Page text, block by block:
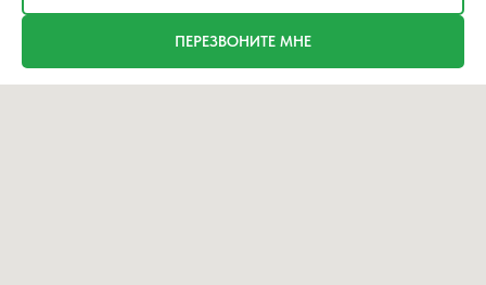
ПЕРЕЗВОНИТЕ МНЕ